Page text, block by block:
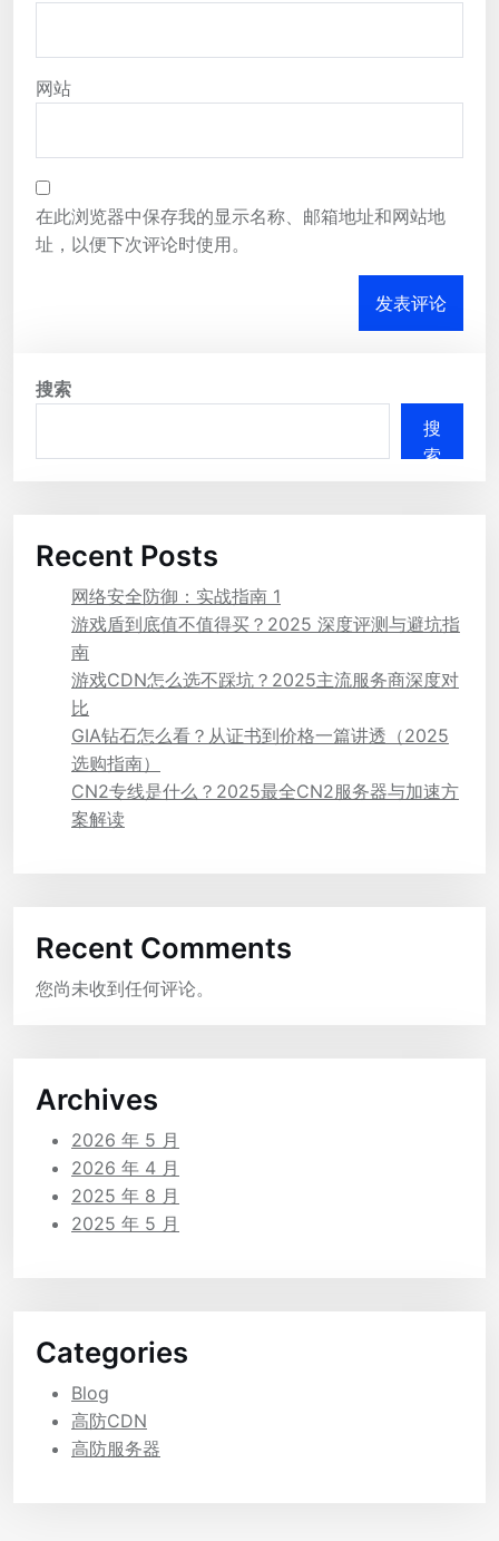
网站
在此浏览器中保存我的显示名称、邮箱地址和网站地
址，以便下次评论时使用。
搜索
搜
索
Recent Posts
网络安全防御：实战指南 1
游戏盾到底值不值得买？2025 深度评测与避坑指
南
游戏CDN怎么选不踩坑？2025主流服务商深度对
比
GIA钻石怎么看？从证书到价格一篇讲透（2025
选购指南）
CN2专线是什么？2025最全CN2服务器与加速方
案解读
Recent Comments
您尚未收到任何评论。
Archives
2026 年 5 月
2026 年 4 月
2025 年 8 月
2025 年 5 月
Categories
Blog
高防CDN
高防服务器